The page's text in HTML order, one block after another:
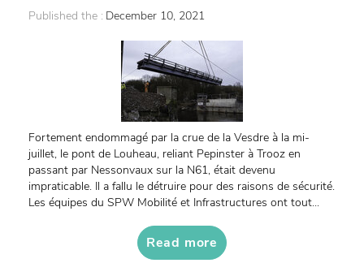
Published the : December 10, 2021
Fortement endommagé par la crue de la Vesdre à la mi-
juillet, le pont de Louheau, reliant Pepinster à Trooz en
passant par Nessonvaux sur la N61, était devenu
impraticable. Il a fallu le détruire pour des raisons de sécurité.
Les équipes du SPW Mobilité et Infrastructures ont tout...
Read more